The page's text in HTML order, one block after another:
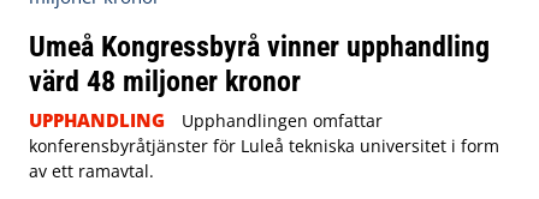
Umeå Kongressbyrå vinner upphandling
värd 48 miljoner kronor
UPPHANDLING
Upphandlingen omfattar
konferensbyråtjänster för Luleå tekniska universitet i form
av ett ramavtal.